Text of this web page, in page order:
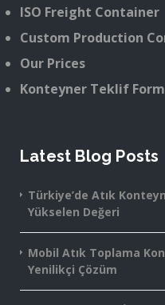
ISO Freight Container
Custom Production
Our Prices
Konteyner Teklif
Latest Blog Posts
Türkiye’de Atık
Yükselen Değeri
Mobil Atık Toplama
Yenilikçi Çözüm